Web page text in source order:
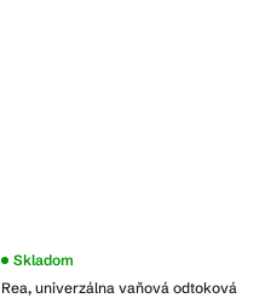
Rea, univerzálna vaňová odtoková
Skladom